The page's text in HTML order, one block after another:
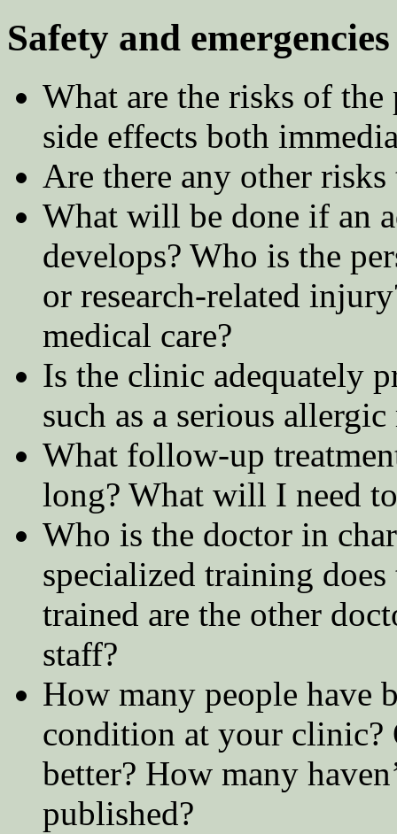
Safety and emergencies
What are the risks of
side effects both
Are there any other
What will be done if an
develops? Who is the
or research-related
medical care?
Is the clinic adequately
such as a serious
What follow-up
long? What will I need
Who is the doctor in
specialized training
trained are the other
staff?
How many people have
condition at your clinic?
better? How many
published?